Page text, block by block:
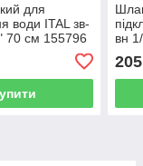
для
води ITAL зв-
70 см 155796
вн
205